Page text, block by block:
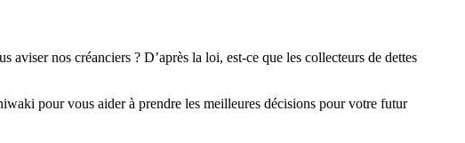
nos créanciers ? D’après la loi, est-ce que les collecteurs de dettes
pour vous aider à prendre les meilleures décisions pour votre futur